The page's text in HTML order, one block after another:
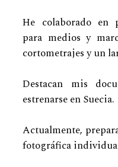
He colaborado en
para medios y
cortometrajes y un
Destacan mis
estrenarse en Suecia.
Actualmente,
fotográfica